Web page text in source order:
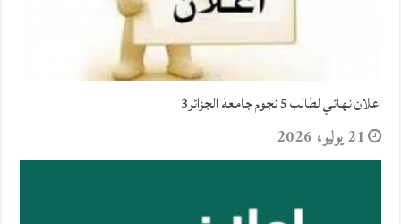
اعلان نهائي لطالب 5 نجوم جامعة الجزائر3
21 يوليو، 2026